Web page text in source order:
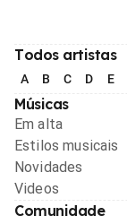
Todos artistas
A B C D E
Músicas
Em alta
Estilos musicais
Novidades
Videos
Comunidade